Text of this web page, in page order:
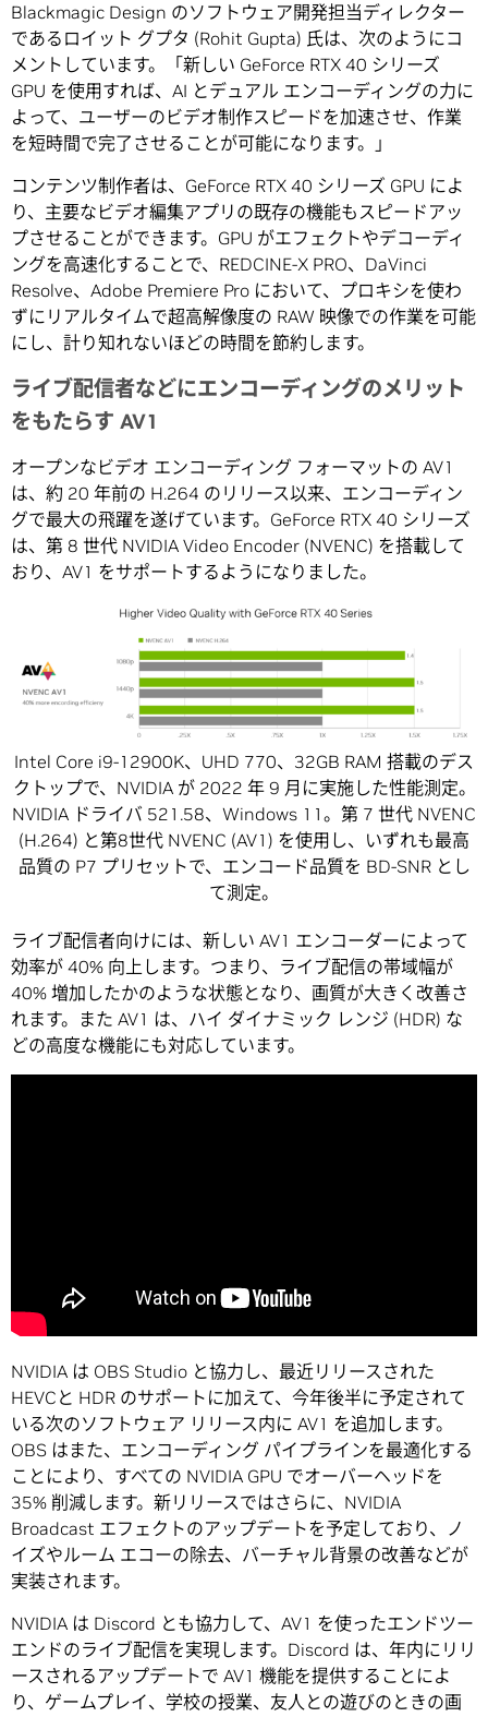
Blackmagic Design のソフトウェア開発担当ディレクター
であるロイット グプタ (Rohit Gupta) 氏は、次のようにコ
メントしています。「新しい GeForce RTX 40 シリーズ
GPU を使用すれば、AI とデュアル エンコーディングの力に
よって、ユーザーのビデオ制作スピードを加速させ、作業
を短時間で完了させることが可能になります。」
コンテンツ制作者は、GeForce RTX 40 シリーズ GPU によ
り、主要なビデオ編集アプリの既存の機能もスピードアッ
プさせることができます。GPU がエフェクトやデコーディ
ングを高速化することで、REDCINE-X PRO、DaVinci
Resolve、Adobe Premiere Pro において、プロキシを使わ
ずにリアルタイムで超高解像度の RAW 映像での作業を可能
にし、計り知れないほどの時間を節約します。
ライブ配信者などにエンコーディングのメリット
をもたらす AV1
オープンなビデオ エンコーディング フォーマットの AV1
は、約 20 年前の H.264 のリリース以来、エンコーディン
グで最大の飛躍を遂げています。GeForce RTX 40 シリーズ
は、第 8 世代 NVIDIA Video Encoder (NVENC) を搭載して
おり、AV1 をサポートするようになりました。
Intel Core i9-12900K、UHD 770、32GB RAM 搭載のデス
クトップで、NVIDIA が 2022 年 9 月に実施した性能測定。
NVIDIA ドライバ 521.58、Windows 11。第 7 世代 NVENC
(H.264) と第8世代 NVENC (AV1) を使用し、いずれも最高
品質の P7 プリセットで、エンコード品質を BD-SNR とし
て測定。
ライブ配信者向けには、新しい AV1 エンコーダーによって
効率が 40% 向上します。つまり、ライブ配信の帯域幅が
40% 増加したかのような状態となり、画質が大きく改善さ
れます。また AV1 は、ハイ ダイナミック レンジ (HDR) な
どの高度な機能にも対応しています。
NVIDIA は OBS Studio と協力し、最近リリースされた
HEVCと HDR のサポートに加えて、今年後半に予定されて
いる次のソフトウェア リリース内に AV1 を追加します。
OBS はまた、エンコーディング パイプラインを最適化する
ことにより、すべての NVIDIA GPU でオーバーヘッドを
35% 削減します。新リリースではさらに、NVIDIA
Broadcast エフェクトのアップデートを予定しており、ノ
イズやルーム エコーの除去、バーチャル背景の改善などが
実装されます。
NVIDIA は Discord とも協力して、AV1 を使ったエンドツー
エンドのライブ配信を実現します。Discord は、年内にリリ
ースされるアップデートで AV1 機能を提供することによ
り、ゲームプレイ、学校の授業、友人との遊びのときの画